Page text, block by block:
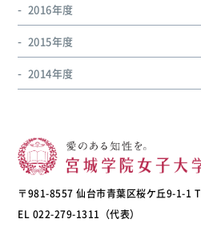
2016年度
2015年度
2014年度
〒981-8557 仙台市青葉区桜ケ丘9-1-1 T
EL 022-279-1311（代表）